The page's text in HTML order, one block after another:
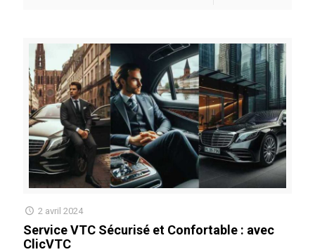
2 avril 2024
Service VTC Sécurisé et Confortable : avec
ClicVTC